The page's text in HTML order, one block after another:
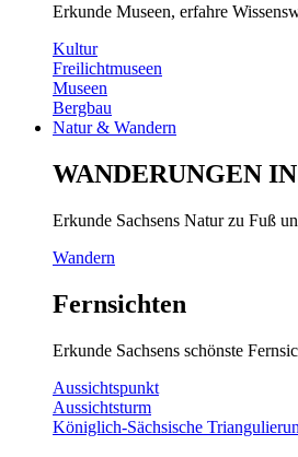
Erkunde Museen, erfahre
Kultur
Freilichtmuseen
Museen
Bergbau
Natur & Wandern
WANDERUNGEN
Erkunde Sachsens Natur zu Fuß
Wandern
Fernsichten
Erkunde Sachsens schönste
Aussichtspunkt
Aussichtsturm
Königlich-Sächsische